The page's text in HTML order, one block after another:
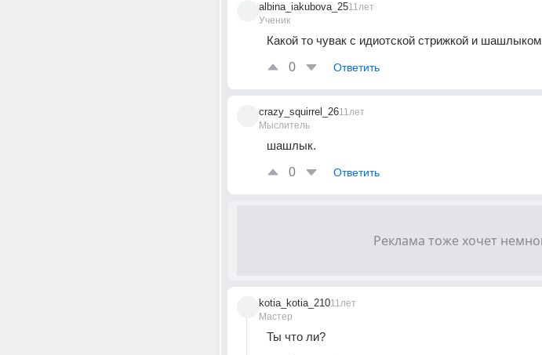
albina_iakubova_25
Ученик
11лет
Какой то чувак с идиотской стрижкой и шашлыком
0
Ответить
crazy_squirrel_26
Мыслитель
11лет
шашлык.
0
Ответить
kotia_kotia_210
Мастер
11лет
Ты что ли?